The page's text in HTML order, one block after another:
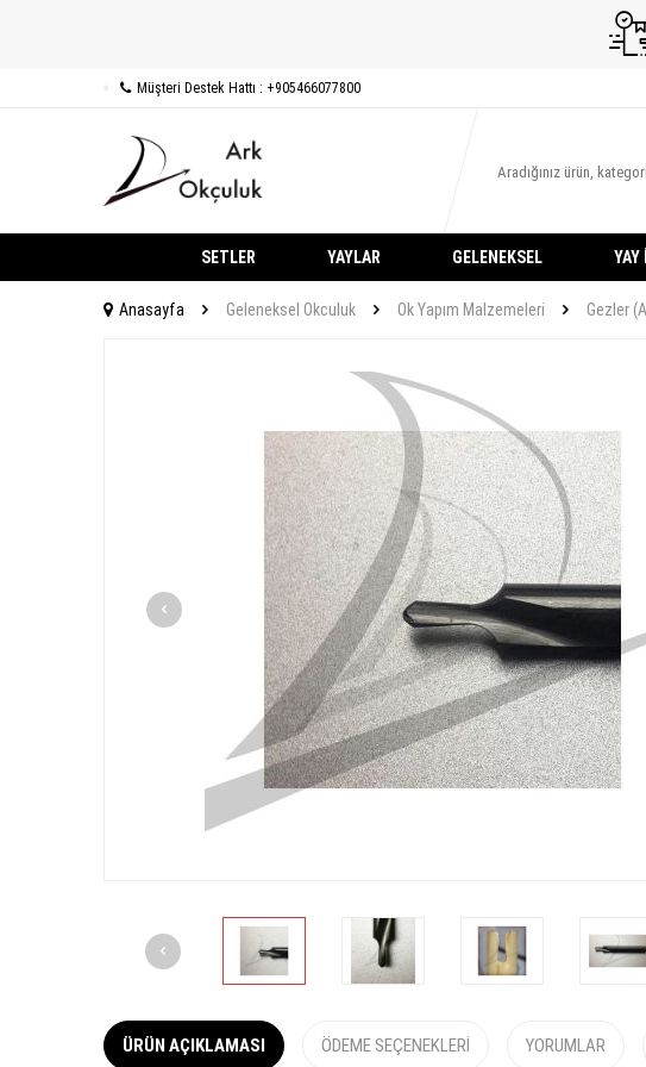
Müşteri Destek Hattı : +905466077800
SETLER YAYLAR GELENEKSEL YAY
Anasayfa Geleneksel Okculuk Ok Yapım Malzemeleri Gezler
ÜRÜN AÇIKLAMASI ÖDEME SEÇENEKLERI YORUMLAR